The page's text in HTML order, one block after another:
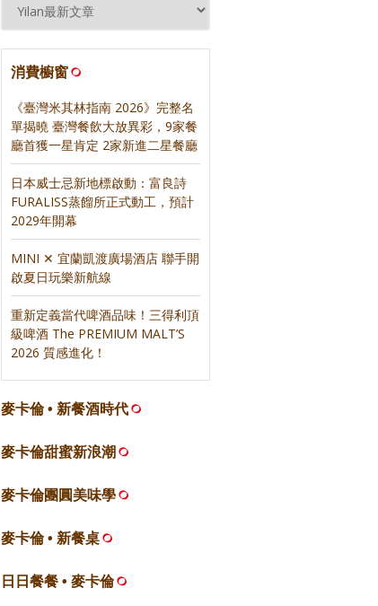
消費櫥窗
《臺灣米其林指南 2026》完整名
單揭曉 臺灣餐飲大放異彩，9家餐
廳首獲一星肯定 2家新進二星餐廳
日本威士忌新地標啟動：富良詩
FURALISS蒸餾所正式動工，預計
2029年開幕
MINI ✕ 宜蘭凱渡廣場酒店 聯手開
啟夏日玩樂新航線
重新定義當代啤酒品味！三得利頂
級啤酒 The PREMIUM MALT’S
2026 質感進化！
麥卡倫 • 新餐酒時代
麥卡倫甜蜜新浪潮
麥卡倫團圓美味學
麥卡倫 • 新餐桌
日日餐餐 • 麥卡倫